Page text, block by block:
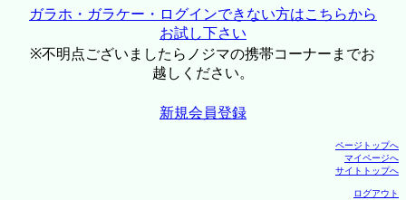
ガラホ・ガラケー・ログインできない方はこちらから
お試し下さい
※不明点ございましたらノジマの携帯コーナーまでお
越しください。
新規会員登録
ページトップへ
マイページへ
サイトトップへ
ログアウト